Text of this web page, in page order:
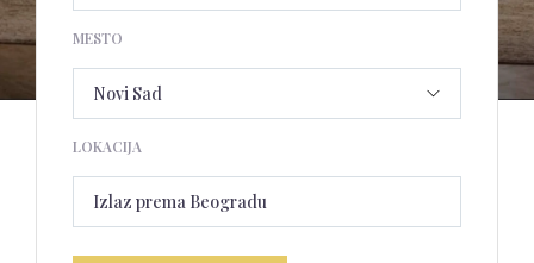
MESTO
LOKACIJA
Izlaz prema Beogradu